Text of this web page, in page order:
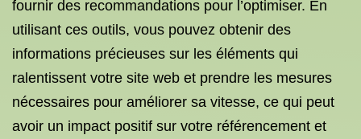
fournir des recommandations pour l’optimiser. En
utilisant ces outils, vous pouvez obtenir des
informations précieuses sur les éléments qui
ralentissent votre site web et prendre les mesures
nécessaires pour améliorer sa vitesse, ce qui peut
avoir un impact positif sur votre référencement et